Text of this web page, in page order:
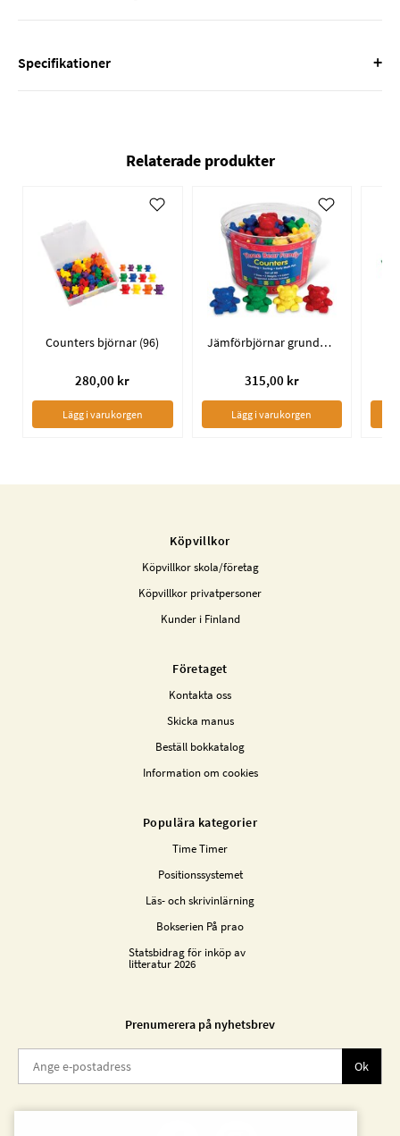
Specifikationer +
Relaterade produkter
Counters björnar (96)
280,00 kr
Lägg i varukorgen
Jämförbjörnar grundpack
315,00 kr
Lägg i varukorgen
Köpvillkor
Köpvillkor skola/företag
Köpvillkor privatpersoner
Kunder i Finland
Företaget
Kontakta oss
Skicka manus
Beställ bokkatalog
Information om cookies
Populära kategorier
Time Timer
Positionssystemet
Läs- och skrivinlärning
Bokserien På prao
Statsbidrag för inköp av
litteratur 2026
Prenumerera på nyhetsbrev
Ok